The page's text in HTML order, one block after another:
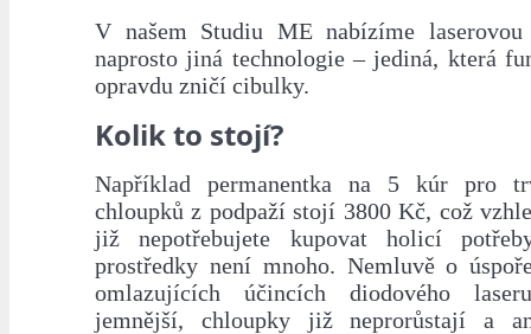
V našem Studiu ME nabízíme
naprosto jiná technologie – jediná, která
opravdu zničí cibulky.
Kolik to stojí?
Například permanentka na 5 kúr pro
chloupků z podpaží stojí 3800 Kč, což
již nepotřebujete kupovat holicí
prostředky není mnoho. Nemluvě o
omlazujících účincích diodového
jemnější, chloupky již neprorůstají a